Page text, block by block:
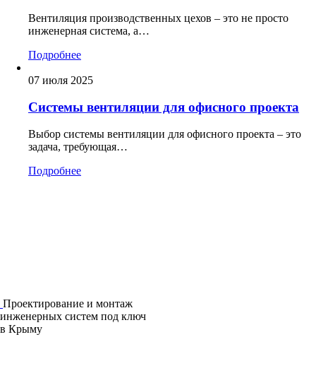
Вентиляция производственных цехов – это не просто
инженерная система, а…
Подробнее
07 июля 2025
Системы вентиляции для офисного проекта
Выбор системы вентиляции для офисного проекта – это
задача, требующая…
Подробнее
Проектирование и монтаж
инженерных систем под ключ
в Крыму